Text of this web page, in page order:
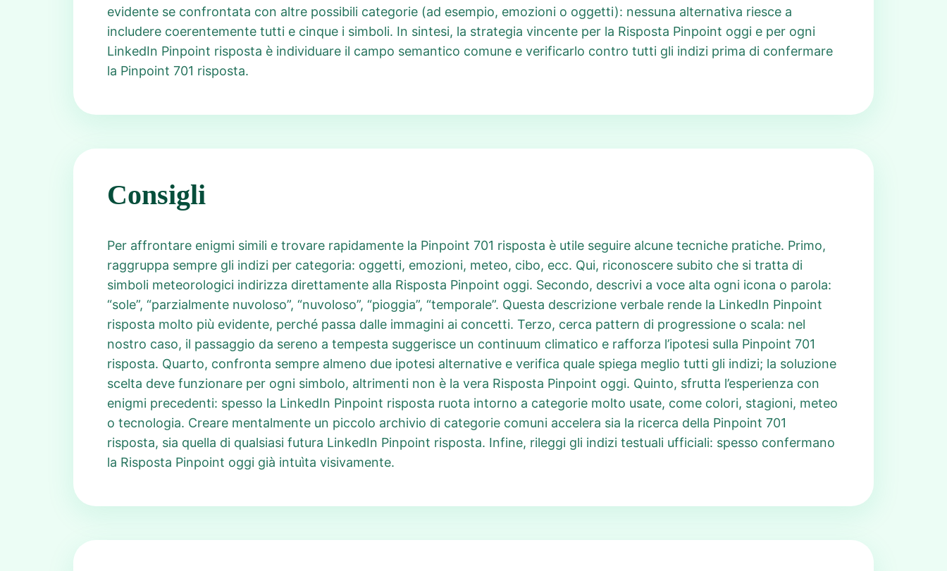
evidente se confrontata con altre possibili categorie (ad esempio, emozioni o oggetti): nessuna alternativa riesce a
includere coerentemente tutti e cinque i simboli. In sintesi, la strategia vincente per la Risposta Pinpoint oggi e per ogni
LinkedIn Pinpoint risposta è individuare il campo semantico comune e verificarlo contro tutti gli indizi prima di confermare
la Pinpoint 701 risposta.
Consigli
Per affrontare enigmi simili e trovare rapidamente la Pinpoint 701 risposta è utile seguire alcune tecniche pratiche. Primo,
raggruppa sempre gli indizi per categoria: oggetti, emozioni, meteo, cibo, ecc. Qui, riconoscere subito che si tratta di
simboli meteorologici indirizza direttamente alla Risposta Pinpoint oggi. Secondo, descrivi a voce alta ogni icona o parola:
“sole”, “parzialmente nuvoloso”, “nuvoloso”, “pioggia”, “temporale”. Questa descrizione verbale rende la LinkedIn Pinpoint
risposta molto più evidente, perché passa dalle immagini ai concetti. Terzo, cerca pattern di progressione o scala: nel
nostro caso, il passaggio da sereno a tempesta suggerisce un continuum climatico e rafforza l’ipotesi sulla Pinpoint 701
risposta. Quarto, confronta sempre almeno due ipotesi alternative e verifica quale spiega meglio tutti gli indizi; la soluzione
scelta deve funzionare per ogni simbolo, altrimenti non è la vera Risposta Pinpoint oggi. Quinto, sfrutta l’esperienza con
enigmi precedenti: spesso la LinkedIn Pinpoint risposta ruota intorno a categorie molto usate, come colori, stagioni, meteo
o tecnologia. Creare mentalmente un piccolo archivio di categorie comuni accelera sia la ricerca della Pinpoint 701
risposta, sia quella di qualsiasi futura LinkedIn Pinpoint risposta. Infine, rileggi gli indizi testuali ufficiali: spesso confermano
la Risposta Pinpoint oggi già intuìta visivamente.